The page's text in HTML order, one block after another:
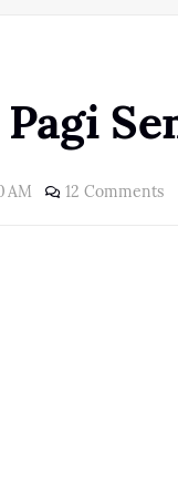
AM 12 Comments